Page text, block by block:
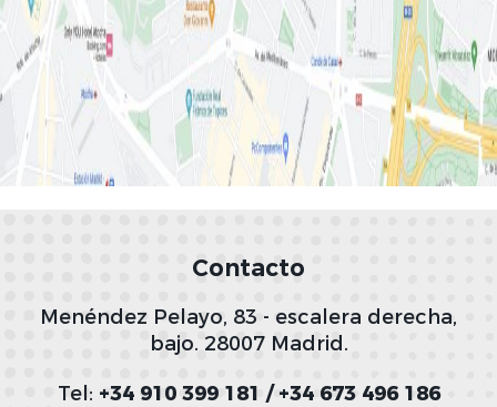
Contacto
Menéndez Pelayo, 83 - escalera derecha,
bajo. 28007 Madrid.
Tel: +34 910 399 181 / +34 673 496 186